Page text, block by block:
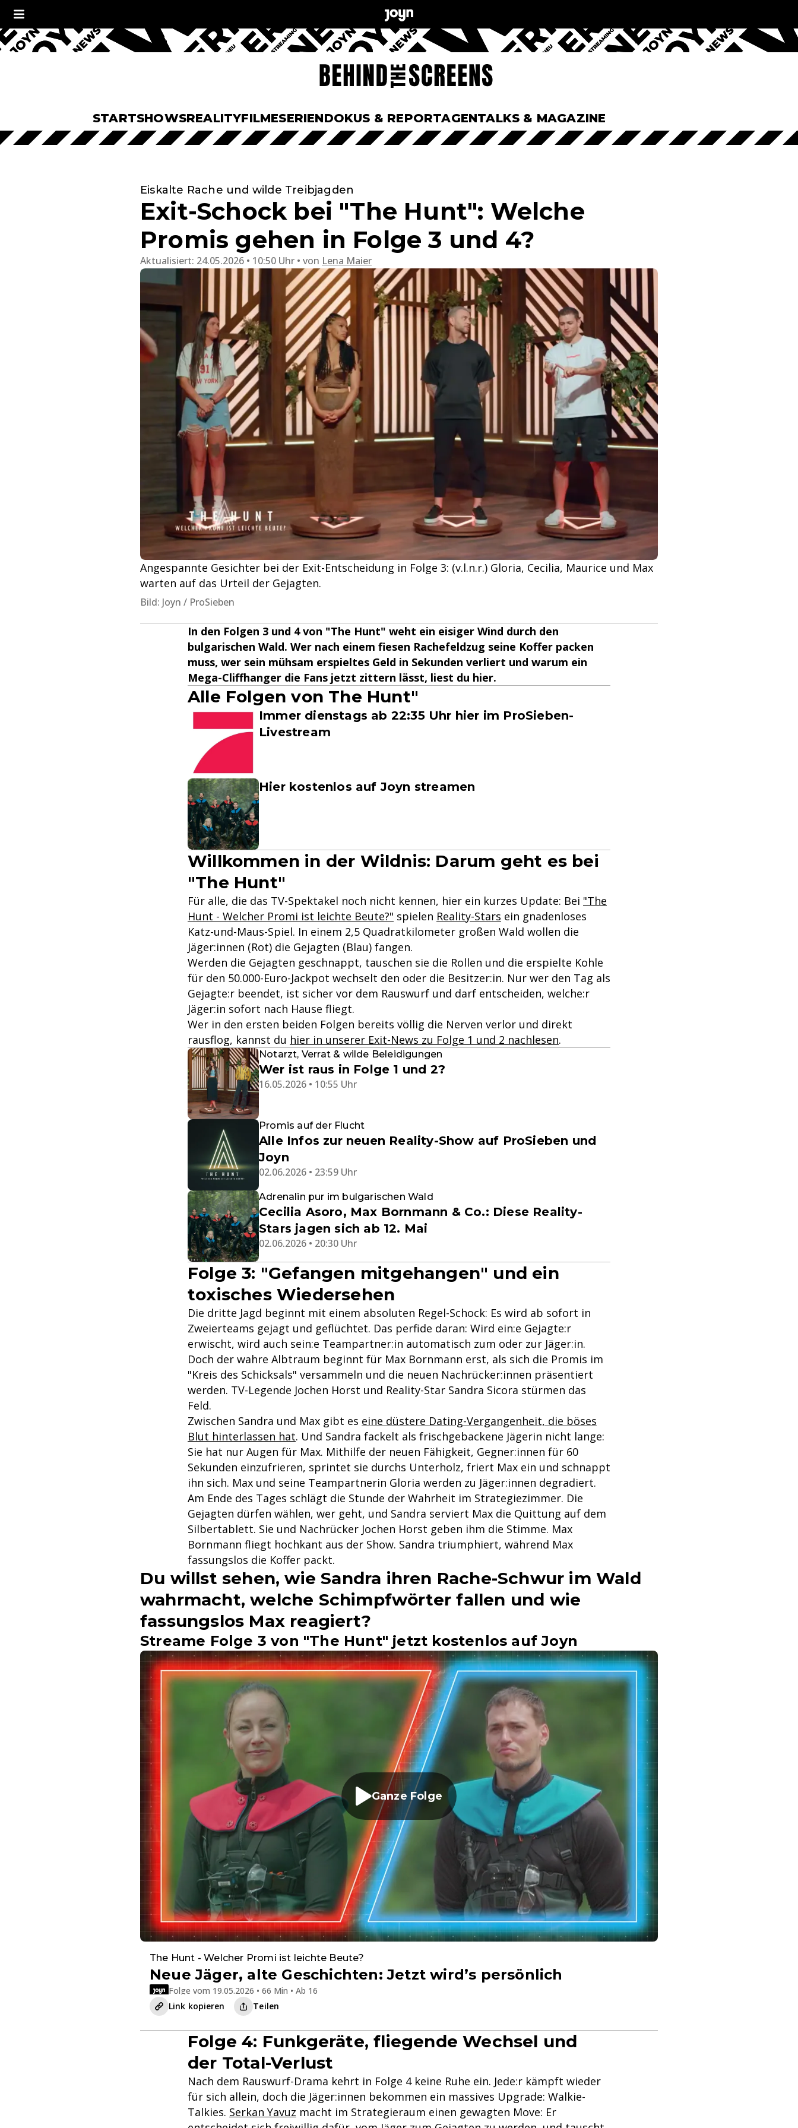
STARTSHOWSREALITYFILMESERIENDOKUS & REPORTAGENTALKS & MAGAZINE
Eiskalte Rache und wilde Treibjagden
Exit-Schock bei "The Hunt": Welche
Promis gehen in Folge 3 und 4?
Aktualisiert: 24.05.2026 • 10:50 Uhr von Lena Maier
Angespannte Gesichter bei der Exit-Entscheidung in Folge 3: (v.l.n.r.) Gloria, Cecilia, Maurice und Max
warten auf das Urteil der Gejagten.
Bild: Joyn / ProSieben
In den Folgen 3 und 4 von "The Hunt" weht ein eisiger Wind durch den
bulgarischen Wald. Wer nach einem fiesen Rachefeldzug seine Koffer packen
muss, wer sein mühsam erspieltes Geld in Sekunden verliert und warum ein
Mega-Cliffhanger die Fans jetzt zittern lässt, liest du hier.
Alle Folgen von The Hunt"
Immer dienstags ab 22:35 Uhr hier im ProSieben-
Livestream
Hier kostenlos auf Joyn streamen
Willkommen in der Wildnis: Darum geht es bei
"The Hunt"
Für alle, die das TV-Spektakel noch nicht kennen, hier ein kurzes Update: Bei "The
Hunt - Welcher Promi ist leichte Beute?" spielen Reality-Stars ein gnadenloses
Katz-und-Maus-Spiel. In einem 2,5 Quadratkilometer großen Wald wollen die
Jäger:innen (Rot) die Gejagten (Blau) fangen.
Werden die Gejagten geschnappt, tauschen sie die Rollen und die erspielte Kohle
für den 50.000-Euro-Jackpot wechselt den oder die Besitzer:in. Nur wer den Tag als
Gejagte:r beendet, ist sicher vor dem Rauswurf und darf entscheiden, welche:r
Jäger:in sofort nach Hause fliegt.
Wer in den ersten beiden Folgen bereits völlig die Nerven verlor und direkt
rausflog, kannst du hier in unserer Exit-News zu Folge 1 und 2 nachlesen.
Notarzt, Verrat & wilde Beleidigungen
Wer ist raus in Folge 1 und 2?
16.05.2026 • 10:55 Uhr
Promis auf der Flucht
Alle Infos zur neuen Reality-Show auf ProSieben und
Joyn
02.06.2026 • 23:59 Uhr
Adrenalin pur im bulgarischen Wald
Cecilia Asoro, Max Bornmann & Co.: Diese Reality-
Stars jagen sich ab 12. Mai
02.06.2026 • 20:30 Uhr
Folge 3: "Gefangen mitgehangen" und ein
toxisches Wiedersehen
Die dritte Jagd beginnt mit einem absoluten Regel-Schock: Es wird ab sofort in
Zweierteams gejagt und geflüchtet. Das perfide daran: Wird ein:e Gejagte:r
erwischt, wird auch sein:e Teampartner:in automatisch zum oder zur Jäger:in.
Doch der wahre Albtraum beginnt für Max Bornmann erst, als sich die Promis im
"Kreis des Schicksals" versammeln und die neuen Nachrücker:innen präsentiert
werden. TV-Legende Jochen Horst und Reality-Star Sandra Sicora stürmen das
Feld.
Zwischen Sandra und Max gibt es eine düstere Dating-Vergangenheit, die böses
Blut hinterlassen hat. Und Sandra fackelt als frischgebackene Jägerin nicht lange:
Sie hat nur Augen für Max. Mithilfe der neuen Fähigkeit, Gegner:innen für 60
Sekunden einzufrieren, sprintet sie durchs Unterholz, friert Max ein und schnappt
ihn sich. Max und seine Teampartnerin Gloria werden zu Jäger:innen degradiert.
Am Ende des Tages schlägt die Stunde der Wahrheit im Strategiezimmer. Die
Gejagten dürfen wählen, wer geht, und Sandra serviert Max die Quittung auf dem
Silbertablett. Sie und Nachrücker Jochen Horst geben ihm die Stimme. Max
Bornmann fliegt hochkant aus der Show. Sandra triumphiert, während Max
fassungslos die Koffer packt.
Du willst sehen, wie Sandra ihren Rache-Schwur im Wald
wahrmacht, welche Schimpfwörter fallen und wie
fassungslos Max reagiert?
Streame Folge 3 von "The Hunt" jetzt kostenlos auf Joyn
Ganze Folge
The Hunt - Welcher Promi ist leichte Beute?
Neue Jäger, alte Geschichten: Jetzt wird’s persönlich
Folge vom 19.05.2026 • 66 Min • Ab 16
Link kopieren
Teilen
Folge 4: Funkgeräte, fliegende Wechsel und
der Total-Verlust
Nach dem Rauswurf-Drama kehrt in Folge 4 keine Ruhe ein. Jede:r kämpft wieder
für sich allein, doch die Jäger:innen bekommen ein massives Upgrade: Walkie-
Talkies. Serkan Yavuz macht im Strategieraum einen gewagten Move: Er